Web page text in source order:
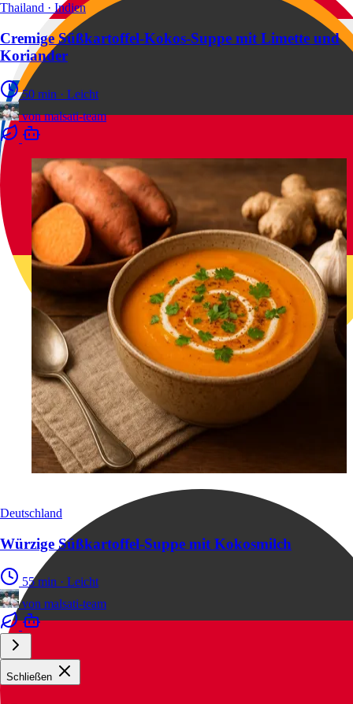
Thailand · Indien
Cremige Süßkartoffel-Kokos-Suppe mit Limette und
Koriander
50 min · Leicht
von malsati-team
Deutschland
Würzige Süßkartoffel-Suppe mit Kokosmilch
55 min · Leicht
von malsati-team
Schließen